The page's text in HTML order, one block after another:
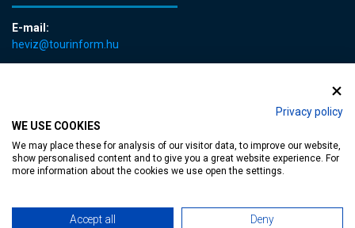
Privacy policy
WE USE COOKIES
We may place these for analysis of our visitor data, to improve our website,
show personalised content and to give you a great website experience. For
more information about the cookies we use open the settings.
Accept all Deny
E-mail:
heviz@tourinform.hu